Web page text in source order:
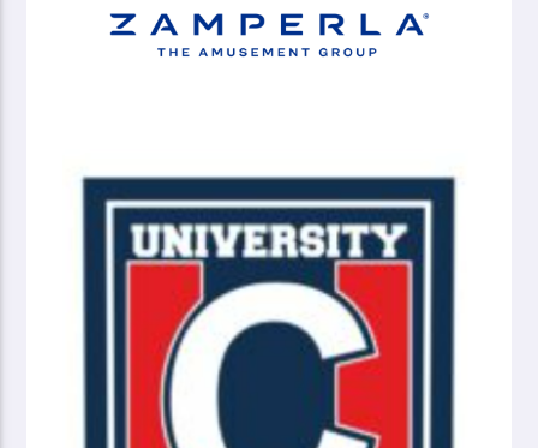
Nutribullet Baskt Treviso